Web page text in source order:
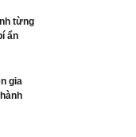
từng
ẩn
gia